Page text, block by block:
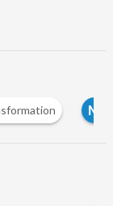
learning M